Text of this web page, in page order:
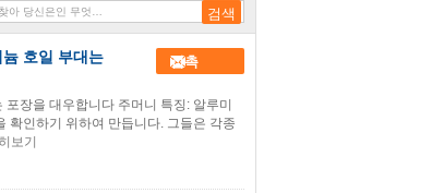
호일 부대는
접촉
장을 대우합니다 주머니 특징: 알루미
확인하기 위하여 만듭니다. 그들은 각종
보기